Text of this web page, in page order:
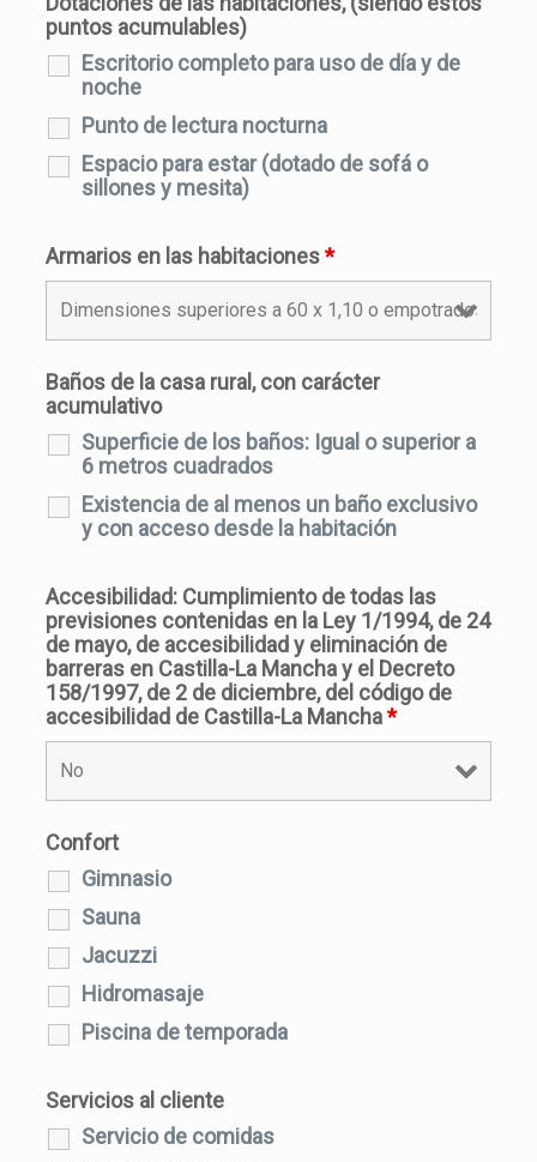
puntos acumulables)
Escritorio completo para uso de día y de
noche
Punto de lectura nocturna
Espacio para estar (dotado de sofá o
sillones y mesita)
Armarios en las habitaciones*
Baños de la casa rural, con carácter
acumulativo
Superficie de los baños: Igual o superior a
6 metros cuadrados
Existencia de al menos un baño exclusivo
y con acceso desde la habitación
Accesibilidad: Cumplimiento de todas las
previsiones contenidas en la Ley 1/1994, de 24
de mayo, de accesibilidad y eliminación de
barreras en Castilla-La Mancha y el Decreto
158/1997, de 2 de diciembre, del código de
accesibilidad de Castilla-La Mancha*
Confort
Gimnasio
Sauna
Jacuzzi
Hidromasaje
Piscina de temporada
Servicios al cliente
Servicio de comidas